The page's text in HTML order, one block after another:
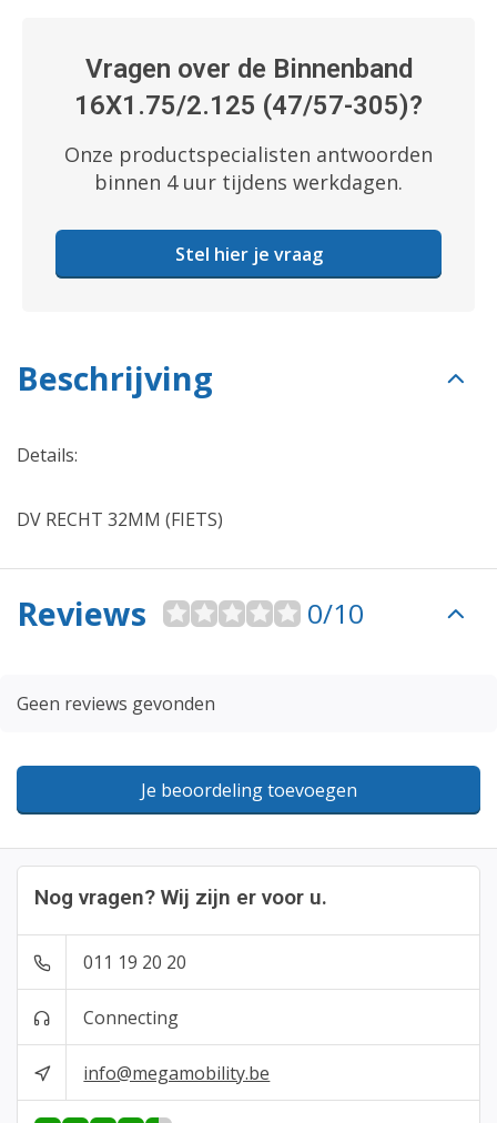
Vragen over de Binnenband
16X1.75/2.125 (47/57-305)?
Onze productspecialisten antwoorden
binnen 4 uur tijdens werkdagen.
Stel hier je vraag
Beschrijving
Details:
DV RECHT 32MM (FIETS)
Nog vragen? Wij zijn er voor u.
011 19 20 20
Connecting
info@megamobility.be
Reviews 0/10
Geen reviews gevonden
Je beoordeling toevoegen